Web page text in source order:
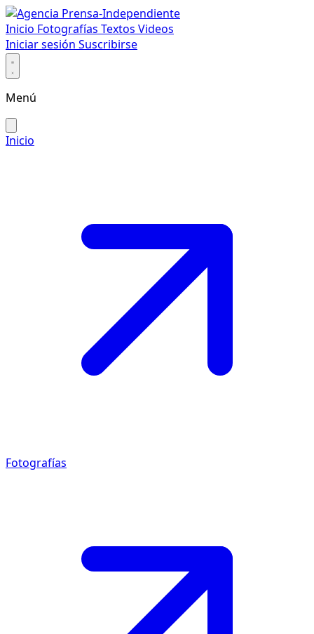
Inicio Fotografías Textos Videos
Iniciar sesión Suscribirse
Menú
Inicio
Fotografías